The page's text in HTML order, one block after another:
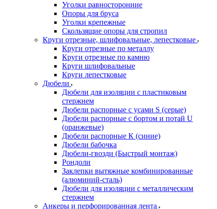
Уголки равносторонние
Опоры для бруса
Уголки крепежные
Скользящие опоры для стропил
Круги отрезные, шлифовальные, лепестковые
Круги отрезные по металлу
Круги отрезные по камню
Круги шлифовальные
Круги лепестковые
Дюбели
Дюбели для изоляции с пластиковым
стержнем
Дюбели распорные с усами S (серые)
Дюбели распорные c бортом и потай U
(оранжевые)
Дюбели распорные К (синие)
Дюбели бабочка
Дюбели-гвозди (Быстрый монтаж)
Рондоли
Заклепки вытяжные комбинированные
(алюминий-сталь)
Дюбели для изоляции с металлическим
стержнем
Анкеры и перфорированная лента